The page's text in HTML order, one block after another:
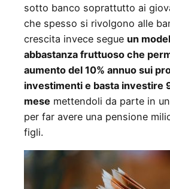
sotto banco soprattutto ai
che spesso si rivolgono alle
crescita invece segue un
abbastanza fruttuoso che
aumento del 10% annuo sui
investimenti e basta investire
mese mettendoli da parte in
per far avere una pensione
figli.